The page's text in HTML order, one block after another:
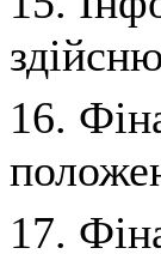
16.
17.